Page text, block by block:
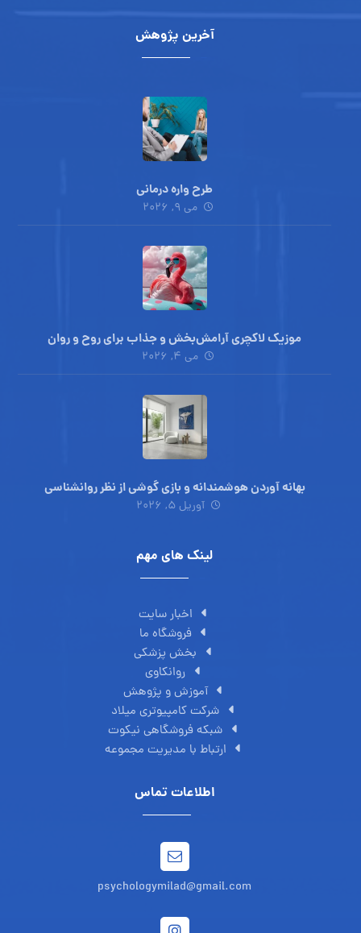
آخرین پژوهش
طرح واره درمانی
می ۹, ۲۰۲۶
موزیک لاکچری آرامش‌بخش‌ و جذاب‌ برای روح و روان
می ۴, ۲۰۲۶
بهانه آوردن هوشمندانه و بازی گوشی از نظر روانشناسی
آوریل ۵, ۲۰۲۶
لینک های مهم
اخبار سایت
فروشگاه ما
بخش پزشکی
روانکاوی
آموزش و پژوهش
شرکت کامپیوتری میلاد
شبکه فروشگاهی نیکوت
ارتباط با مدیریت مجموعه
اطلاعات تماس
psychologymilad@gmail.com